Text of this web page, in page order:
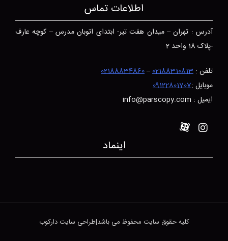
اطلاعات تماس
آدرس : تهران – میدان هفت تیر- ابتدای اتوبان مدرس – کوچه عارف
-پلاک 18 واحد 2
تلفن : 02188310813
–
02188834860
موبایل :09122801707
ایمیل : info@parscopy.com
اینماد
کلیه حقوق سایت محفوظ می باشد|طراحی سایت دارکوب